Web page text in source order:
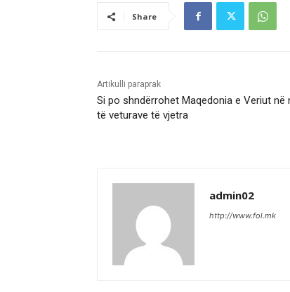
Share
Artikulli paraprak
Si po shndërrohet Maqedonia e Veriut në
të veturave të vjetra
admin02
http://www.fol.mk